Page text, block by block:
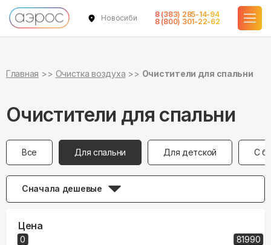
Новосибирск
8 (383) 285-14-94
8 (800) 301-22-62
Главная Очистка воздуха Очистители для спальни
Очистители для спальни
Все Для спальни Для детской С
Сначала дешевые
Цена
0 81990